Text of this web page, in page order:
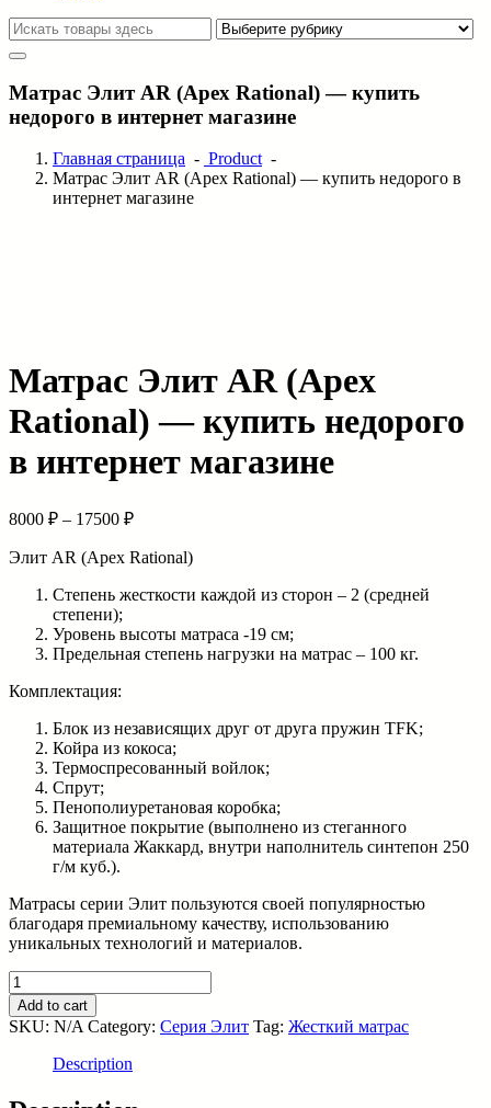
Матрас Элит AR (Apex Rational) — купить
недорого в интернет магазине
Главная страница - Product-
Матрас Элит AR (Apex Rational) — купить недорого в
интернет магазине
Матрас Элит AR (Apex
Rational) — купить недорого
в интернет магазине
8000 ₽ – 17500 ₽
Элит AR (Apex Rational)
Степень жесткости каждой из сторон – 2 (средней
степени);
Уровень высоты матраса -19 см;
Предельная степень нагрузки на матрас – 100 кг.
Комплектация:
Блок из независящих друг от друга пружин TFK;
Койра из кокоса;
Термоспресованный войлок;
Спрут;
Пенополиуретановая коробка;
Защитное покрытие (выполнено из стеганного
материала Жаккард, внутри наполнитель синтепон 250
г/м куб.).
Матрасы серии Элит пользуются своей популярностью
благодаря премиальному качеству, использованию
уникальных технологий и материалов.
Матрас
Элит
AR
(Apex
Rational)
купить
Add to cart
SKU: N/A Category: Серия Элит Tag: Жесткий матрас
Description